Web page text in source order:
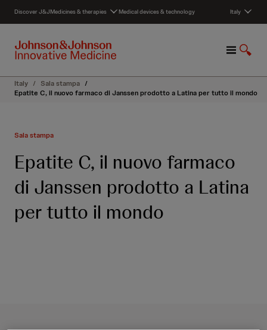
c
Discover J&JMedicines & therapies Medical devices & technology Italy
M
n
u
S
o
w
Italy / Sala stampa /
Epatite C, il nuovo farmaco di Janssen prodotto a Latina per tutto il mondo
Sala stampa
Epatite C, il nuovo farmaco
di Janssen prodotto a Latina
per tutto il mondo